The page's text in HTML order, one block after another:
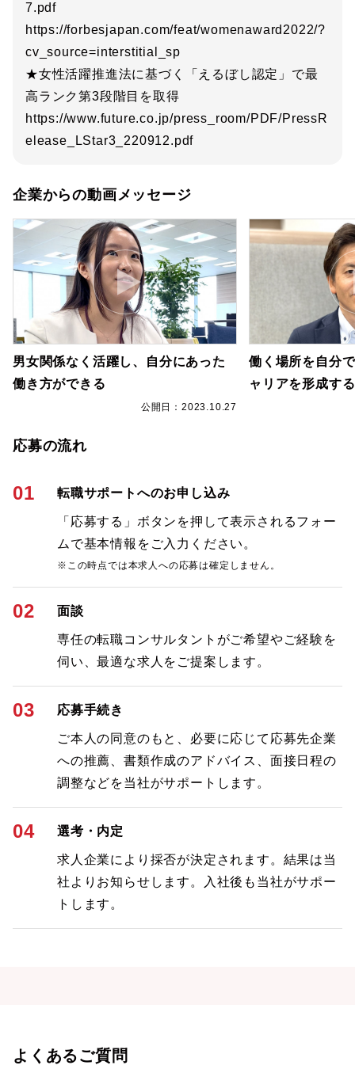
7.pdf
https://forbesjapan.com/feat/womenaward2022/?
cv_source=interstitial_sp
★女性活躍推進法に基づく「えるぼし認定」で最
高ランク第3段階目を取得
https://www.future.co.jp/press_room/PDF/PressR
elease_LStar3_220912.pdf
企業からの動画メッセージ
男女関係なく活躍し、自分にあった
働き方ができる
公開日：2023.10.27
働く場所を自分
ャリアを形成する
応募の流れ
01 転職サポートへのお申し込み
「応募する」ボタンを押して表示されるフォー
ムで基本情報をご入力ください。
※この時点では本求人への応募は確定しません。
02 面談
専任の転職コンサルタントがご希望やご経験を
伺い、最適な求人をご提案します。
03 応募手続き
ご本人の同意のもと、必要に応じて応募先企業
への推薦、書類作成のアドバイス、面接日程の
調整などを当社がサポートします。
04 選考・内定
求人企業により採否が決定されます。結果は当
社よりお知らせします。入社後も当社がサポー
トします。
よくあるご質問